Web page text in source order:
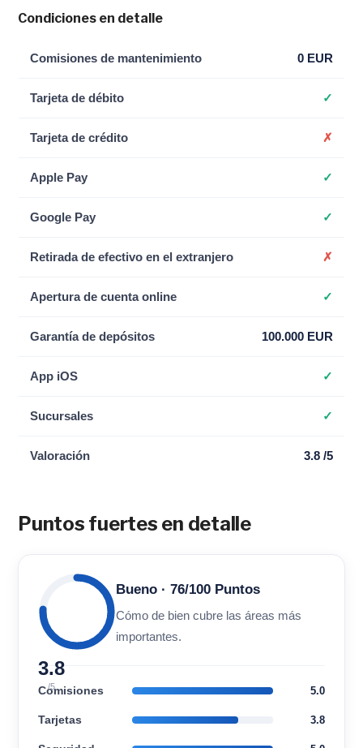
Condiciones en detalle
Comisiones de mantenimiento 0 EUR
Tarjeta de débito ✓
Tarjeta de crédito ✗
Apple Pay ✓
Google Pay ✓
Retirada de efectivo en el extranjero ✗
Apertura de cuenta online ✓
Garantía de depósitos 100.000 EUR
App iOS ✓
Sucursales ✓
Valoración 3.8 /5
Puntos fuertes en detalle
3.8
/5
Bueno · 76/100 Puntos
Cómo de bien cubre las áreas más
importantes.
Comisiones 5.0
Tarjetas 3.8